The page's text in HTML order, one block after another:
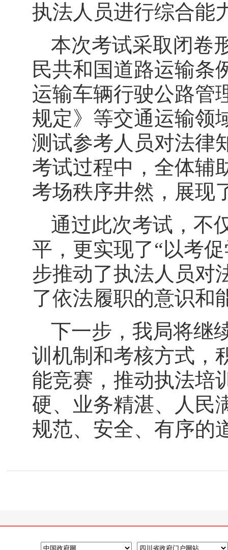
执法人员进行综合能
本次考试采取闭卷
民共和国道路运输条
运输车辆行驶公路管
规定》等交通运输领
测试参考人员对法律
考试过程中，全体辅
考场秩序井然，展现
通过此次考试，不
平，更实现了“以考
步推动了执法人员对
了依法履职的意识和
下一步，我局将继
训机制和考核方式，
能竞赛，推动执法培
硬、业务精湛、人民
规范、安全、有序的